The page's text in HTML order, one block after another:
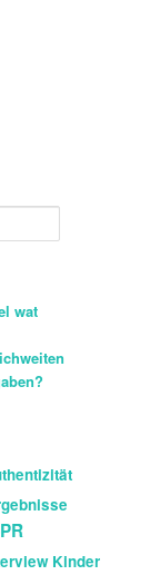
wat
Kinder